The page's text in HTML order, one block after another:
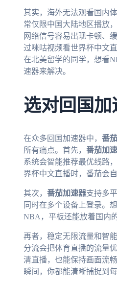
其实，海外无法观看国内
常仅限中国大陆地区播放
网络信号容易出现卡顿、
过咪咕视频看世界杯中文
在北美留学的同学，想看
速器来解决。
选对回国
在众多回国加速器中， 番
所有痛点。首先， 番茄加
系统会智能推荐最优线路
界杯中文直播时，番茄会
其次， 番茄加速器支持多
同时在多个设备上登录。
NBA，平板还能放着国内
再者，稳定无限流量和智
分流会把体育直播的流量
清直播，也能保持画面流
瞬间，你都能清晰捕捉到每